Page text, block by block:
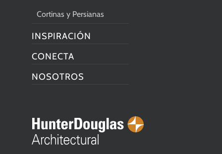
Cortinas y Persianas
INSPIRACIÓN
CONECTA
NOSOTROS